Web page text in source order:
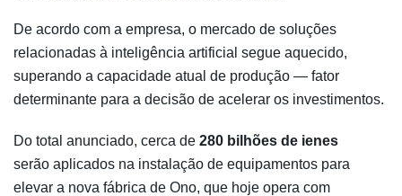
De acordo com a empresa, o mercado de soluções
relacionadas à inteligência artificial segue aquecido,
superando a capacidade atual de produção — fator
determinante para a decisão de acelerar os investimentos.
Do total anunciado, cerca de 280 bilhões de ienes
serão aplicados na instalação de equipamentos para
elevar a nova fábrica de Ono, que hoje opera com